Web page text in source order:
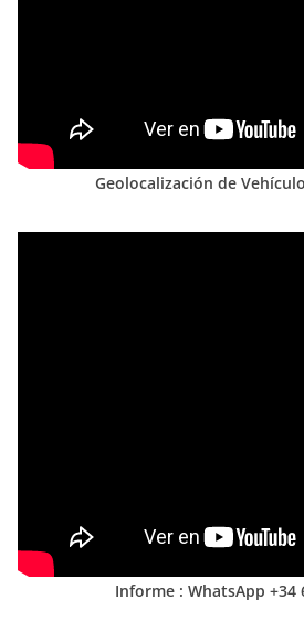
Geolocalización de
Informe : WhatsApp +34